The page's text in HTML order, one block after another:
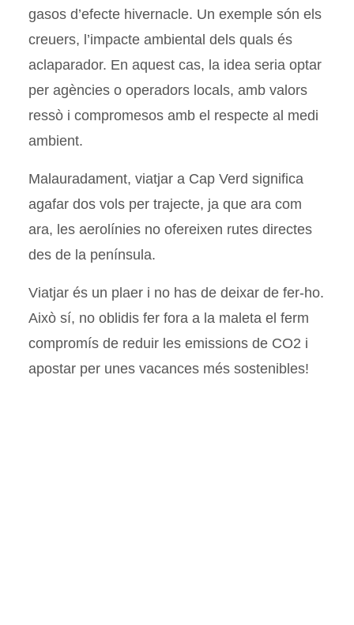
gasos d’efecte hivernacle. Un exemple són els
creuers, l’impacte ambiental dels quals és
aclaparador. En aquest cas, la idea seria optar
per agències o operadors locals, amb valors
ressò i compromesos amb el respecte al medi
ambient.
Malauradament, viatjar a Cap Verd significa
agafar dos vols per trajecte, ja que ara com
ara, les aerolínies no ofereixen rutes directes
des de la península.
Viatjar és un plaer i no has de deixar de fer-ho.
Això sí, no oblidis fer fora a la maleta el ferm
compromís de reduir les emissions de CO2 i
apostar per unes vacances més sostenibles!